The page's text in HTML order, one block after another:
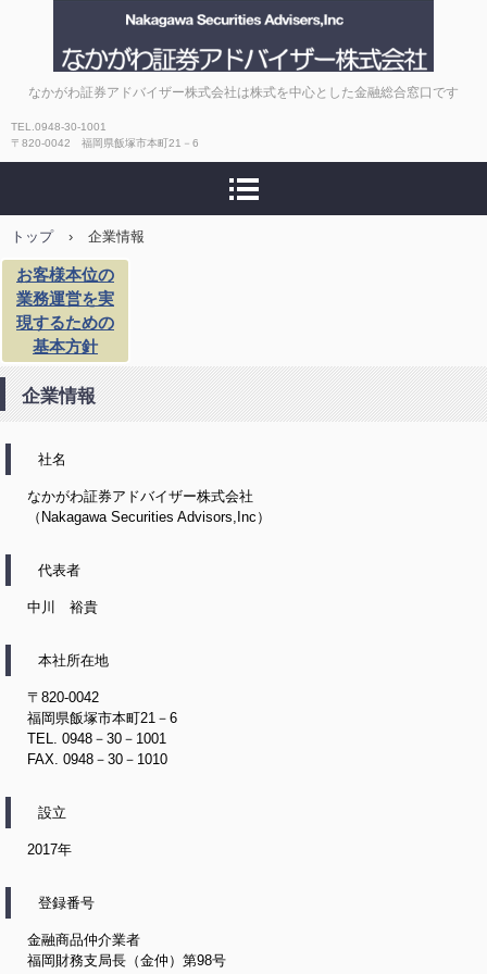
なかがわ証券アドバイザ
ー株式会社
なかがわ証券アドバイザー株式会社は株式を中心とした金融総合窓口です
TEL.0948‐30‐1001
〒820-0042 福岡県飯塚市本町21－6
トップ › 企業情報
お客様本位の
業務運営を実
現するための
基本方針
企業情報
社名
なかがわ証券アドバイザー株式会社
（Nakagawa Securities Advisors,Inc）
代表者
中川 裕貴
本社所在地
〒820-0042
福岡県飯塚市本町21－6
TEL. 0948－30－1001
FAX. 0948－30－1010
設立
2017年
登録番号
金融商品仲介業者
福岡財務支局長（金仲）第98号